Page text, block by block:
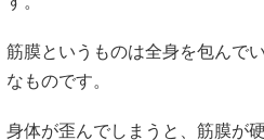
筋膜というものは全身を包んで
なものです。
身体が歪んでしまうと、筋膜が